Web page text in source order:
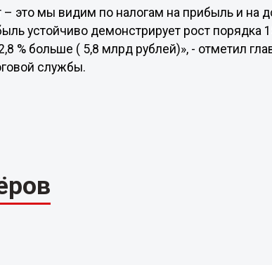
это мы видим по налогам на прибыль и на
устойчиво демонстрирует рост порядка
% больше ( 5,8 млрд рублей)», - отметил
службы.